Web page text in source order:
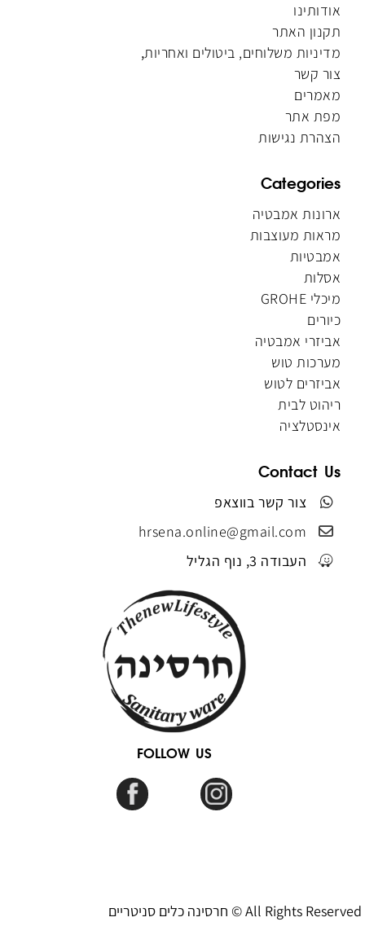
אודותינו
תקנון האתר
מדיניות משלוחים, ביטולים ואחריות,
צור קשר
מאמרים
מפת אתר
הצהרת נגישות
Categories
ארונות אמבטיה
מראות מעוצבות
אמבטיות
אסלות
מיכלי GROHE
כיורים
אביזרי אמבטיה
מערכות טוש
אביזרים לטוש
ריהוט לבית
אינסטלציה
Contact Us
צור קשר בווצאפ
hrsena.online@gmail.com
העבודה 3, נוף הגליל
FOLLOW US
חרסינה כלים סניטריים © All Rights Reserved